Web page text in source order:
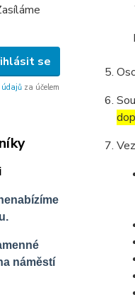
se
údajů za účelem
náměstí